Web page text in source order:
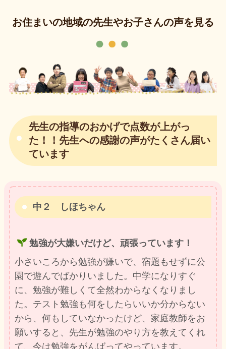
お住まいの地域の先生やお子さんの声を見る
先生の指導のおかげで点数が上がっ
た！！先生への感謝の声がたくさん届い
ています
中２ しほちゃん
勉強が大嫌いだけど、頑張っています！
小さいころから勉強が嫌いで、宿題もせずに公
園で遊んでばかりいました。中学になりすぐ
に、勉強が難しくて全然わからなくなりまし
た。テスト勉強も何をしたらいいか分からない
から、何もしていなかったけど、家庭教師をお
願いすると、先生が勉強のやり方を教えてくれ
て、今は勉強をがんばってやっています。